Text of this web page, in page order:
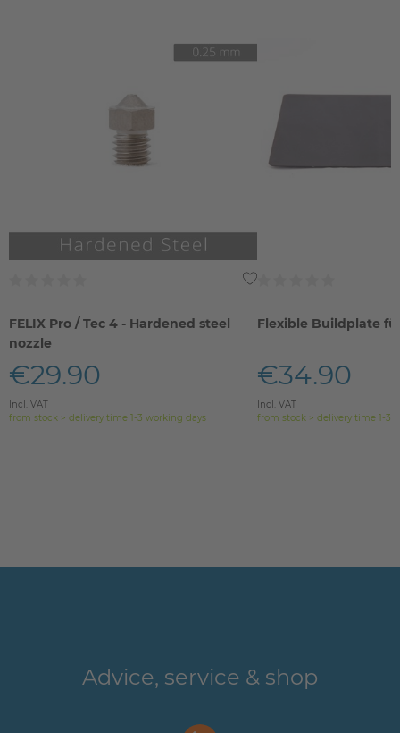
FELIX Pro / Tec 4 - Hardened steel
nozzle
€29.90
Incl. VAT
from stock > delivery time 1-3 working days
Flexible Buildplate
€34.90
Incl. VAT
from stock > delivery time 1-3
Advice, service & shop